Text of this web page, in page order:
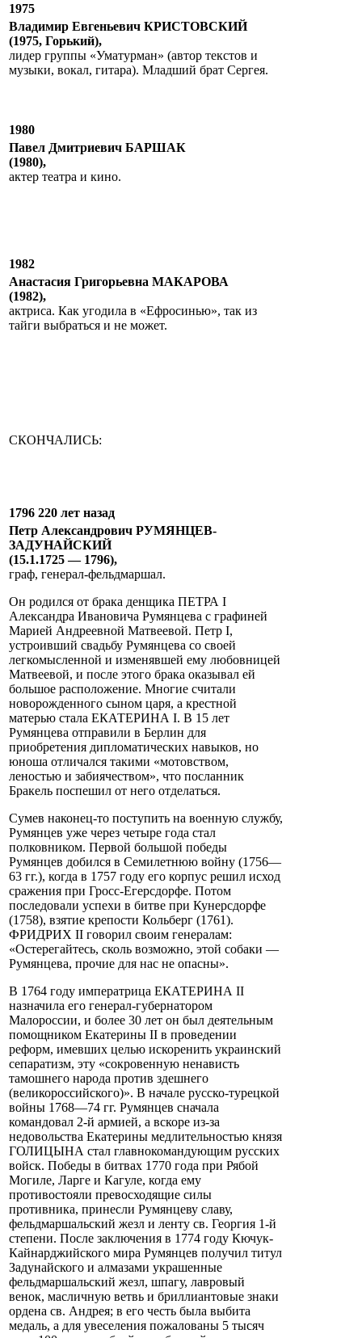
1975
Владимир Евгеньевич КРИСТОВСКИЙ
(1975, Горький),
лидер группы «Уматурман» (автор текстов и
музыки, вокал, гитара). Младший брат Сергея.
1980
Павел Дмитриевич БАРШАК
(1980),
актер театра и кино.
1982
Анастасия Григорьевна МАКАРОВА
(1982),
актриса. Как угодила в «Ефросинью», так из
тайги выбраться и не может.
СКОНЧАЛИСЬ:
1796 220 лет назад
Петр Александрович РУМЯНЦЕВ-
ЗАДУНАЙСКИЙ
(15.1.1725 — 1796),
граф, генерал-фельдмаршал.
Он родился от брака денщика ПЕТРА I
Александра Ивановича Румянцева с графиней
Марией Андреевной Матвеевой. Петр I,
устроивший свадьбу Румянцева со своей
легкомысленной и изменявшей ему любовницей
Матвеевой, и после этого брака оказывал ей
большое расположение. Многие считали
новорожденного сыном царя, а крестной
матерью стала ЕКАТЕРИНА I. В 15 лет
Румянцева отправили в Берлин для
приобретения дипломатических навыков, но
юноша отличался такими «мотовством,
леностью и забиячеством», что посланник
Бракель поспешил от него отделаться.
Сумев наконец-то поступить на военную службу,
Румянцев уже через четыре года стал
полковником. Первой большой победы
Румянцев добился в Семилетнюю войну (1756—
63 гг.), когда в 1757 году его корпус решил исход
сражения при Гросс-Егерсдорфе. Потом
последовали успехи в битве при Кунерсдорфе
(1758), взятие крепости Кольберг (1761).
ФРИДРИХ II говорил своим генералам:
«Остерегайтесь, сколь возможно, этой собаки —
Румянцева, прочие для нас не опасны».
В 1764 году императрица ЕКАТЕРИНА II
назначила его генерал-губернатором
Малороссии, и более 30 лет он был деятельным
помощником Екатерины II в проведении
реформ, имевших целью искоренить украинский
сепаратизм, эту «сокровенную ненависть
тамошнего народа против здешнего
(великороссийского)». В начале русско-турецкой
войны 1768—74 гг. Румянцев сначала
командовал 2-й армией, а вскоре из-за
недовольства Екатерины медлительностью князя
ГОЛИЦЫНА стал главнокомандующим русских
войск. Победы в битвах 1770 года при Рябой
Могиле, Ларге и Кагуле, когда ему
противостояли превосходящие силы
противника, принесли Румянцеву славу,
фельдмаршальский жезл и ленту св. Георгия 1-й
степени. После заключения в 1774 году Кючук-
Кайнарджийского мира Румянцев получил титул
Задунайского и алмазами украшенные
фельдмаршальский жезл, шпагу, лавровый
венок, масличную ветвь и бриллиантовые знаки
ордена св. Андрея; в его честь была выбита
медаль, а для увеселения пожалованы 5 тысяч